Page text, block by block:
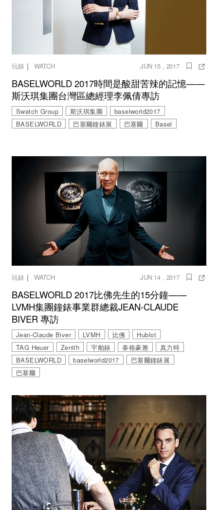
玩錶 ｜ WATCH JUN 15 , 2017
BASELWORLD 2017時間是酸甜苦辣的記憶——
斯沃琪集團台灣區總經理李佩倩專訪
Swatch Group 斯沃琪集團
baselworld2017
BASELWORLD
巴塞爾鐘錶展 巴塞爾 Basel
玩錶 ｜ WATCH JUN 14 , 2017
BASELWORLD 2017比佛先生的15分鐘——
LVMH集團鐘錶事業群總裁JEAN-CLAUDE
BIVER 專訪
Jean-Claude Biver LVMH 比佛
Hublot
TAG Heuer
Zenith 宇舶錶 泰格豪雅
真力時
BASELWORLD
baselworld2017
巴塞爾鐘錶展
巴塞爾